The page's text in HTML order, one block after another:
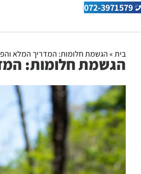
072-3971579
בית»הגשמת חלומות: המדריך המלא
הגשמת חלומות: